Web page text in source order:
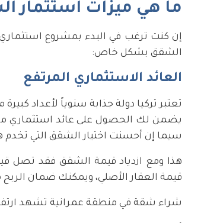
ما هي ميزات استثمار
الشقق بشكل خاص:
العائد الاستثماري المرتفع
تعتبر تركيا دولة جذابة سنوياً لأعداد
يضمن لك الحصول على عائد استثماري
سيما إن أحسنت اختيار الشقق التي تخدم
قيمة العقار الأصلي، ويمكنك ضمان الربح
شراء شقة في منطقة عمرانية تشهد